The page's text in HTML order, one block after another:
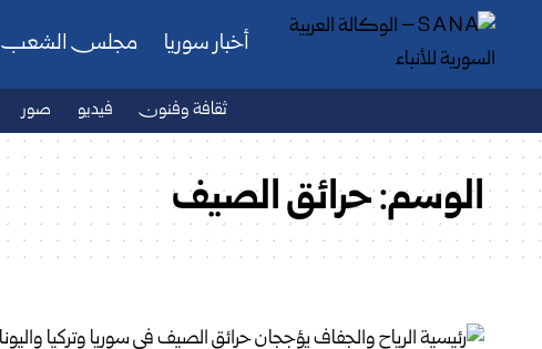
أخبار سوريا مجلس الشعب
ثقافة وفنون فيديو صور
الوسم:حرائق الصيف